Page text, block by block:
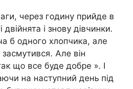
через годину прийде в
двійнята і знову дівчинки.
б одного хлопчика, але
засмутився. Але він
що все буде добре ». І
на наступний день під